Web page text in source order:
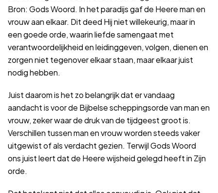
Bron: Gods Woord. In het paradijs gaf de Heere man en
vrouw aan elkaar. Dit deed Hij niet willekeurig, maar in
een goede orde, waarin liefde samengaat met
verantwoordelijkheid en leidinggeven, volgen, dienen en
zorgen niet tegenover elkaar staan, maar elkaar juist
nodig hebben.
Juist daarom is het zo belangrijk dat er vandaag
aandacht is voor de Bijbelse scheppingsorde van man en
vrouw, zeker waar de druk van de tijdgeest groot is.
Verschillen tussen man en vrouw worden steeds vaker
uitgewist of als verdacht gezien. Terwijl Gods Woord
ons juist leert dat de Heere wijsheid gelegd heeft in Zijn
orde.